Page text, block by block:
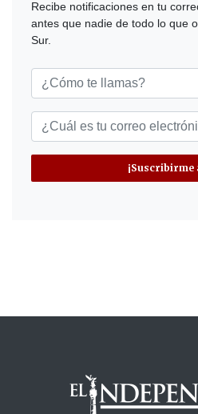
Recibe notificaciones en tu
antes que nadie de todo lo que
Sur.
¡Suscribirme